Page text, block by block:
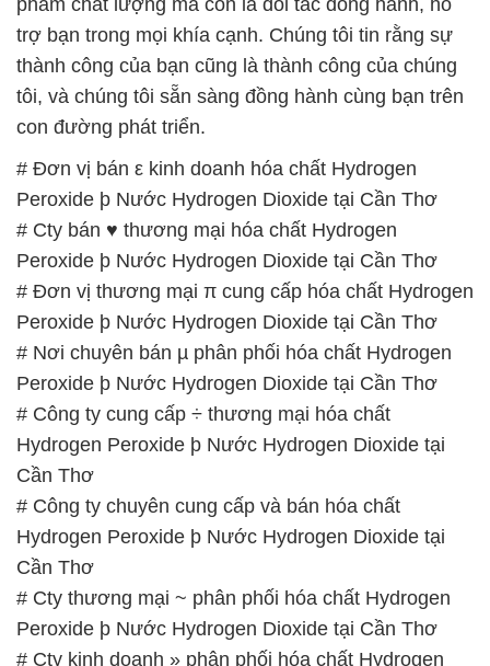
# Đơn vị bán ε kinh doanh hóa chất Hydrogen
Peroxide þ Nước Hydrogen Dioxide tại Cần Thơ
# Cty bán ♥ thương mại hóa chất Hydrogen
Peroxide þ Nước Hydrogen Dioxide tại Cần Thơ
# Đơn vị thương mại π cung cấp hóa chất Hydrogen
Peroxide þ Nước Hydrogen Dioxide tại Cần Thơ
# Nơi chuyên bán µ phân phối hóa chất Hydrogen
Peroxide þ Nước Hydrogen Dioxide tại Cần Thơ
# Công ty cung cấp ÷ thương mại hóa chất
Hydrogen Peroxide þ Nước Hydrogen Dioxide tại
Cần Thơ
# Công ty chuyên cung cấp và bán hóa chất
Hydrogen Peroxide þ Nước Hydrogen Dioxide tại
Cần Thơ
# Cty thương mại ~ phân phối hóa chất Hydrogen
Peroxide þ Nước Hydrogen Dioxide tại Cần Thơ
# Cty kinh doanh » phân phối hóa chất Hydrogen
Peroxide þ Nước Hydrogen Dioxide tại Cần Thơ
# Công ty chuyên cung ứng _ phân phối hóa chất
Hydrogen Peroxide þ Nước Hydrogen Dioxide tại
Cần Thơ